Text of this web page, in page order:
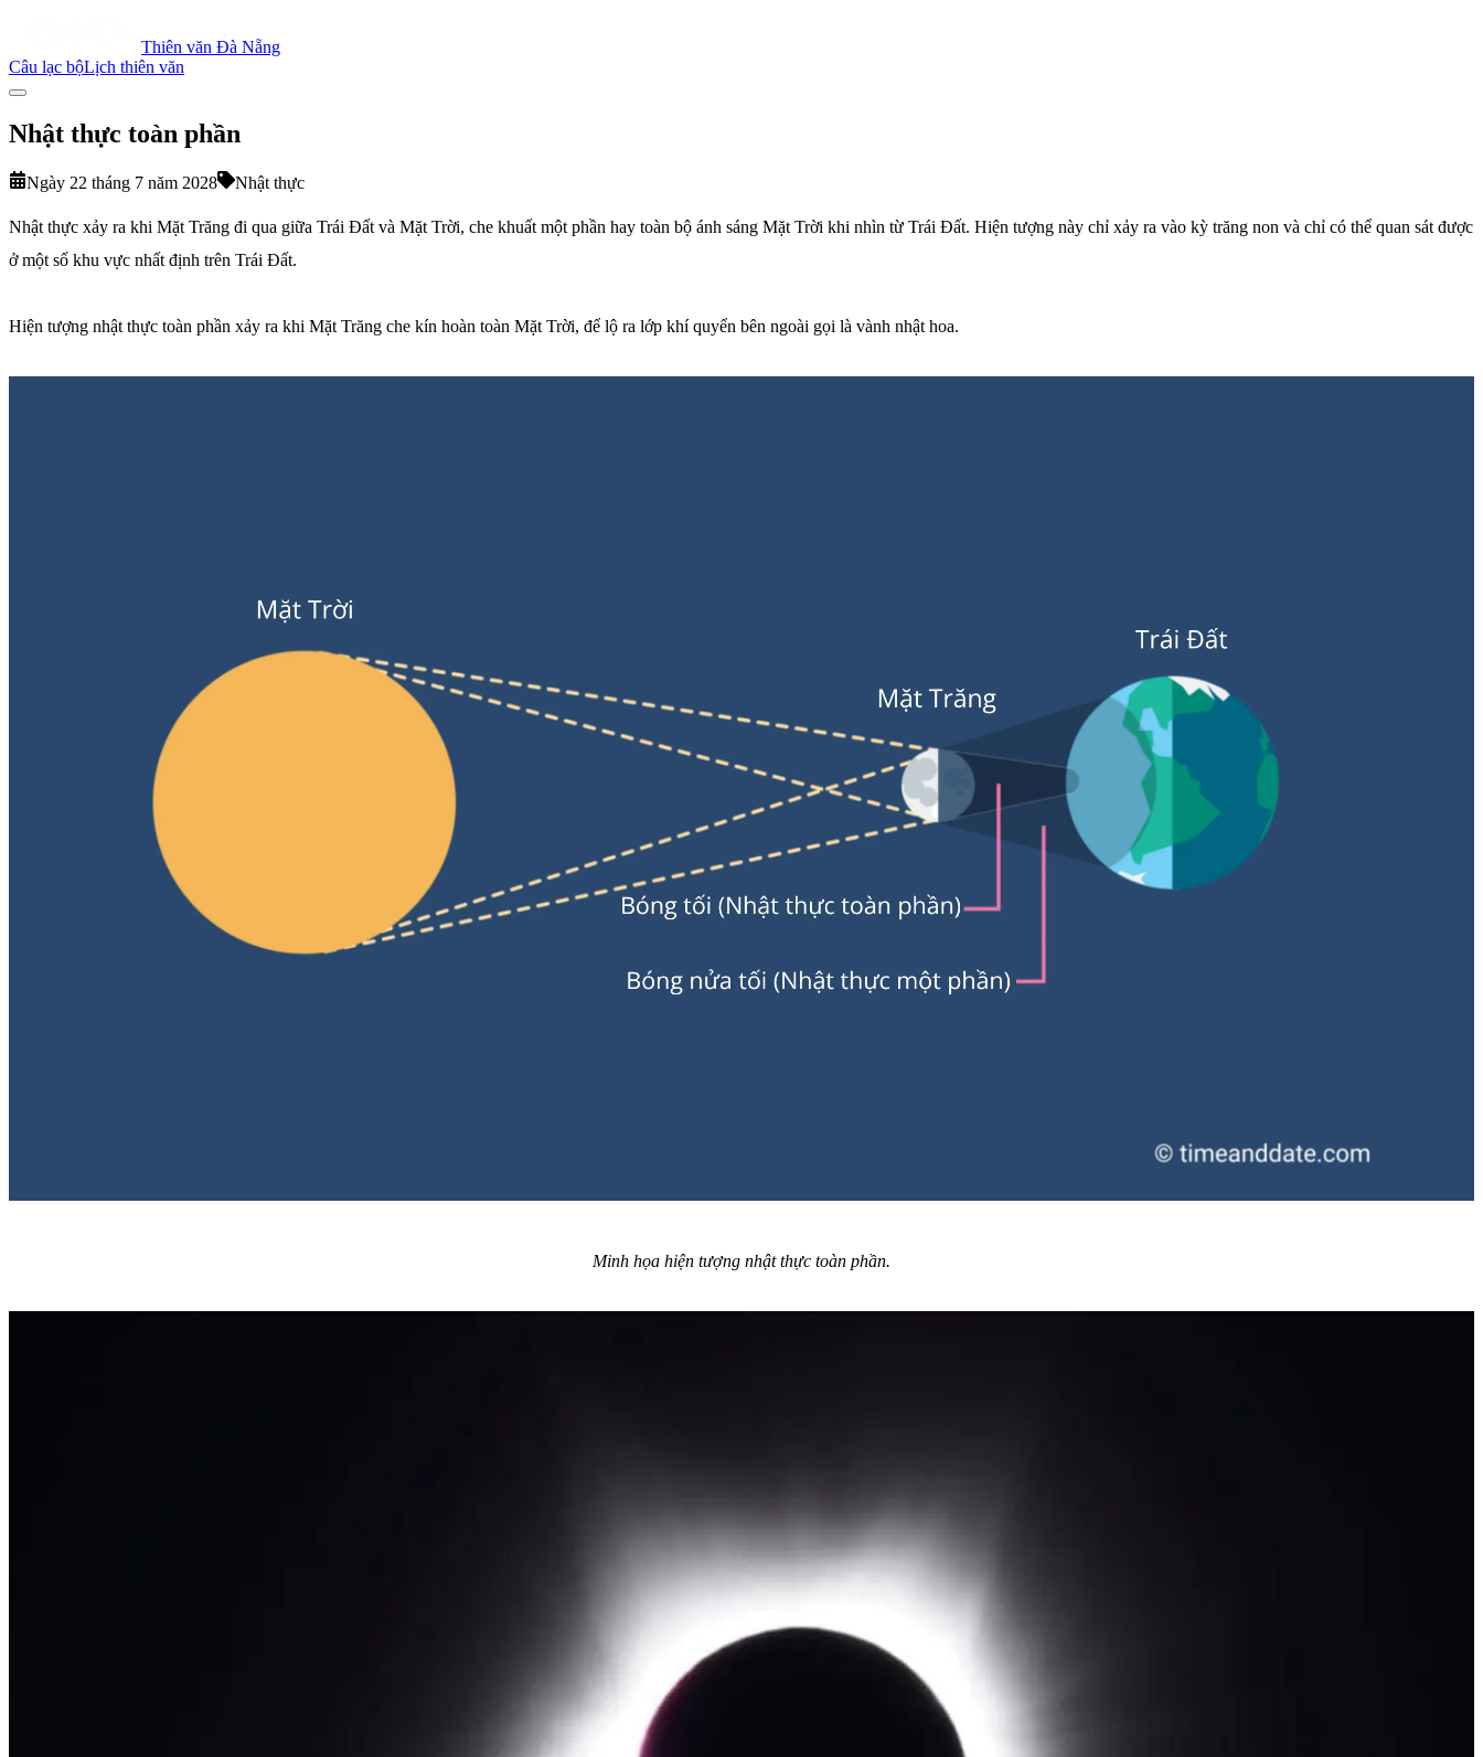
Thiên văn Đà Nẵng
Câu lạc bộLịch thiên văn
Nhật thực toàn phần
Ngày 22 tháng 7 năm 2028 Nhật thực
Nhật thực xảy ra khi Mặt Trăng đi qua giữa Trái Đất và Mặt Trời, che khuất một phần hay toàn bộ ánh sáng Mặt Trời khi nhìn từ Trái Đất. Hiện tượng này chỉ xảy ra vào kỳ trăng non và chỉ có thể quan sát được
ở một số khu vực nhất định trên Trái Đất.
Hiện tượng nhật thực toàn phần xảy ra khi Mặt Trăng che kín hoàn toàn Mặt Trời, để lộ ra lớp khí quyển bên ngoài gọi là vành nhật hoa.
Minh họa hiện tượng nhật thực toàn phần.